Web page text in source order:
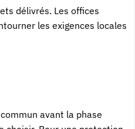
délivrés. Les offices
les exigences locales
avant la phase